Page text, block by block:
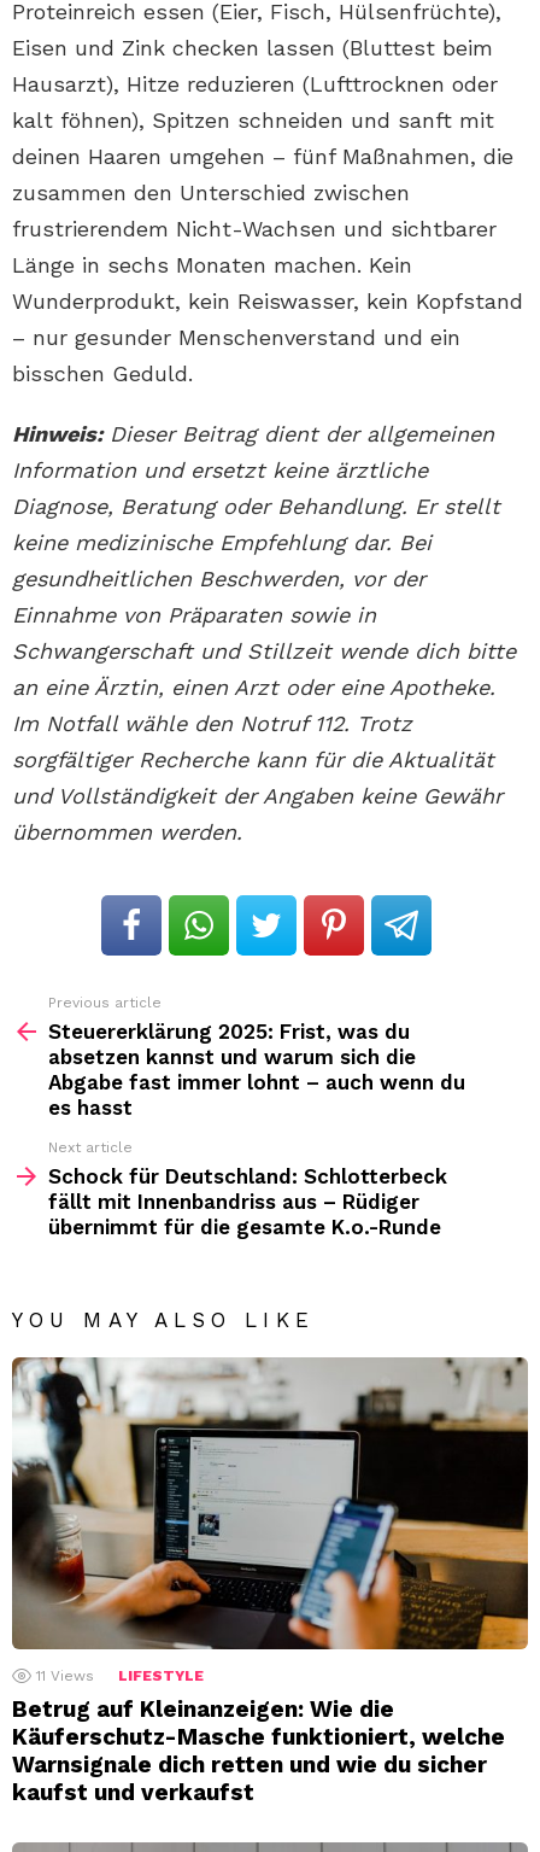
Proteinreich essen (Eier, Fisch, Hülsenfrüchte),
Eisen und Zink checken lassen (Bluttest beim
Hausarzt), Hitze reduzieren (Lufttrocknen oder
kalt föhnen), Spitzen schneiden und sanft mit
deinen Haaren umgehen – fünf Maßnahmen, die
zusammen den Unterschied zwischen
frustrierendem Nicht-Wachsen und sichtbarer
Länge in sechs Monaten machen. Kein
Wunderprodukt, kein Reiswasser, kein Kopfstand
– nur gesunder Menschenverstand und ein
bisschen Geduld.
Hinweis:Dieser Beitrag dient der allgemeinen
Information und ersetzt keine ärztliche
Diagnose, Beratung oder Behandlung. Er stellt
keine medizinische Empfehlung dar. Bei
gesundheitlichen Beschwerden, vor der
Einnahme von Präparaten sowie in
Schwangerschaft und Stillzeit wende dich bitte
an eine Ärztin, einen Arzt oder eine Apotheke.
Im Notfall wähle den Notruf 112. Trotz
sorgfältiger Recherche kann für die Aktualität
und Vollständigkeit der Angaben keine Gewähr
übernommen werden.
more
Previous article
Steuererklärung 2025: Frist, was du
absetzen kannst und warum sich die
Abgabe fast immer lohnt – auch wenn du
es hasst
Next article
Schock für Deutschland: Schlotterbeck
fällt mit Innenbandriss aus – Rüdiger
übernimmt für die gesamte K.o.-Runde
YOU MAY ALSO LIKE
11 Views LIFESTYLE
Betrug auf Kleinanzeigen: Wie die
Käuferschutz-Masche funktioniert, welche
Warnsignale dich retten und wie du sicher
kaufst und verkaufst